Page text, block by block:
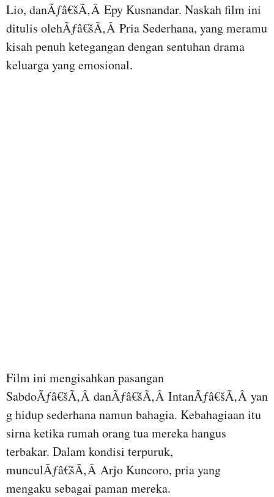
Lio, danÃƒâ€šÃ‚Â Epy Kusnandar. Naskah film ini
ditulis olehÃƒâ€šÃ‚Â Pria Sederhana, yang meramu
kisah penuh ketegangan dengan sentuhan drama
keluarga yang emosional.
Film ini mengisahkan pasangan
SabdoÃƒâ€šÃ‚Â danÃƒâ€šÃ‚Â IntanÃƒâ€šÃ‚Â yan
g hidup sederhana namun bahagia. Kebahagiaan itu
sirna ketika rumah orang tua mereka hangus
terbakar. Dalam kondisi terpuruk,
munculÃƒâ€šÃ‚Â Arjo Kuncoro, pria yang
mengaku sebagai paman mereka.